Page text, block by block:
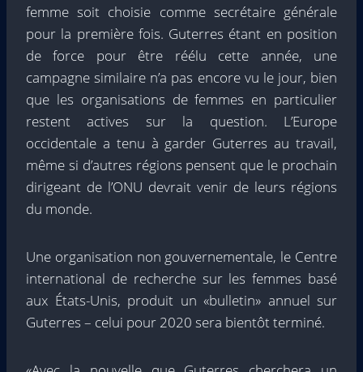
femme soit choisie comme secrétaire générale
pour la première fois. Guterres étant en position
de force pour être réélu cette année, une
campagne similaire n’a pas encore vu le jour, bien
que les organisations de femmes en particulier
restent actives sur la question. L’Europe
occidentale a tenu à garder Guterres au travail,
même si d’autres régions pensent que le prochain
dirigeant de l’ONU devrait venir de leurs régions
du monde.
Une organisation non gouvernementale, le Centre
international de recherche sur les femmes basé
aux États-Unis, produit un «bulletin» annuel sur
Guterres – celui pour 2020 sera bientôt terminé.